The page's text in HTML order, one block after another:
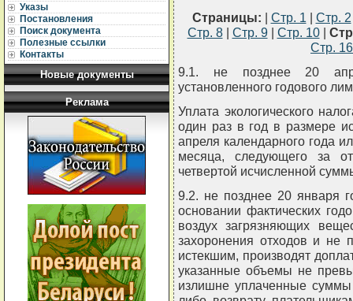
Указы
Постановления
Поиск документа
Полезные ссылки
Контакты
Новые документы
Реклама
Страницы: | Стр. 1 | Стр. 2
Стр. 8| Стр. 9| Стр. 10|
Стр. 16
9.1. не позднее 20
установленного годового
Уплата экологического
один раз в год в размере
апреля календарного года
месяца, следующего за
четвертой исчисленной
9.2. не позднее 20 января
основании фактических
воздух загрязняющих
захоронения отходов и не
истекшим, производят
указанные объемы не
излишне уплаченные суммы